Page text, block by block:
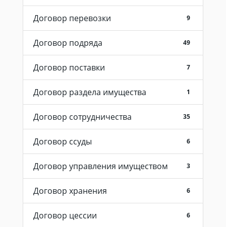
Договор перевозки 9
Договор подряда 49
Договор поставки 7
Договор раздела имущества 1
Договор сотрудничества 35
Договор ссуды 6
Договор управления имуществом 3
Договор хранения 6
Договор цессии 6